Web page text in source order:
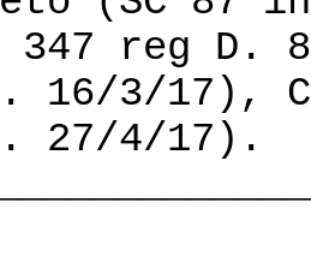
347 reg
16/3/17),
27/4/17).